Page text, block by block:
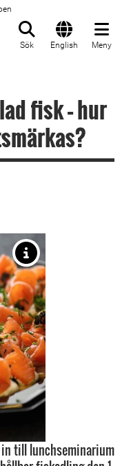
Sök English Meny
fisk – hur
in till lunchseminarium